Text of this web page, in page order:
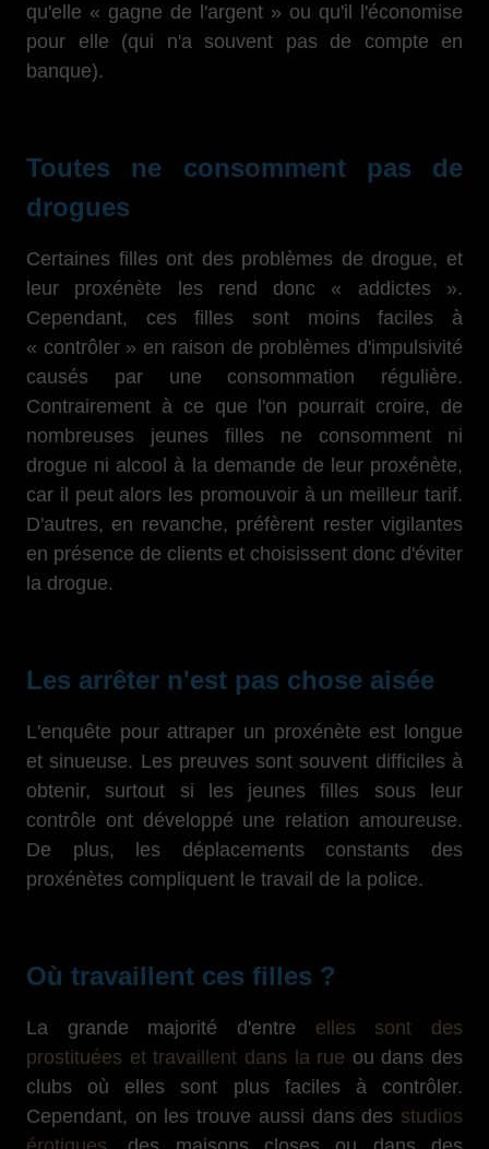
qu'elle « gagne de l'argent » ou qu'il l'économise
pour elle (qui n'a souvent pas de compte en
banque).
Toutes ne consomment pas de
drogues
Certaines filles ont des problèmes de drogue, et
leur proxénète les rend donc « addictes ».
Cependant, ces filles sont moins faciles à
« contrôler » en raison de problèmes d'impulsivité
causés par une consommation régulière.
Contrairement à ce que l'on pourrait croire, de
nombreuses jeunes filles ne consomment ni
drogue ni alcool à la demande de leur proxénète,
car il peut alors les promouvoir à un meilleur tarif.
D'autres, en revanche, préfèrent rester vigilantes
en présence de clients et choisissent donc d'éviter
la drogue.
Les arrêter n'est pas chose aisée
L'enquête pour attraper un proxénète est longue
et sinueuse. Les preuves sont souvent difficiles à
obtenir, surtout si les jeunes filles sous leur
contrôle ont développé une relation amoureuse.
De plus, les déplacements constants des
proxénètes compliquent le travail de la police.
Où travaillent ces filles ?
La grande majorité d'entre elles sont des
prostituées et travaillent dans la rue ou dans des
clubs où elles sont plus faciles à contrôler.
Cependant, on les trouve aussi dans des studios